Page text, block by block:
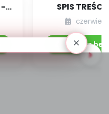
SPIS TREŚCI
06.213/
czerwiec
Pobierz